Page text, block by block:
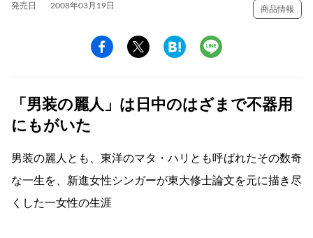
発売日 2008年03月19日 商品情報
「男装の麗人」は日中のはざまで不器用
にもがいた
男装の麗人とも、東洋のマタ・ハリとも呼ばれたその数奇
な一生を、新進女性シンガーが東大修士論文を元に描き尽
くした一女性の生涯